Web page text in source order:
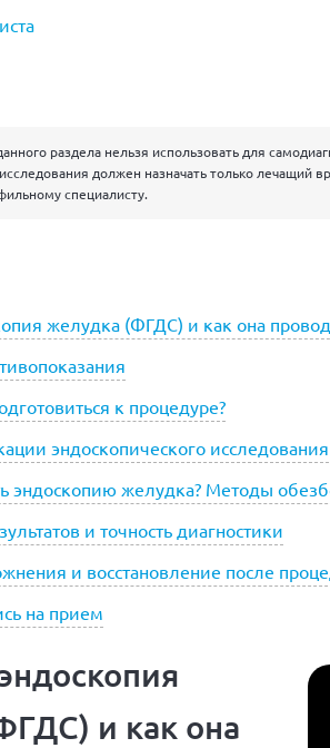
раздела нельзя использовать для
должен назначать только лечащий
специалисту.
желудка (ФГДС) и как она
к процедуре?
эндоскопического исследования
эндоскопию желудка? Методы
и точность диагностики
и восстановление после
на прием
и как она